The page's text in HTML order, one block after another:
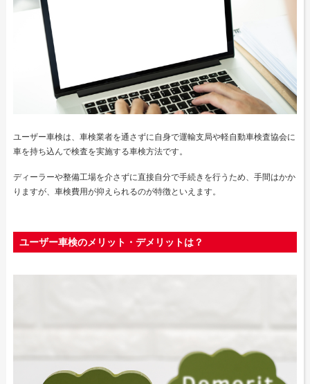
ユーザー車検は、車検業者を通さずに自身で運輸支局や軽自動車検査協会に
車を持ち込んで検査を実施する車検方法です。
ディーラーや整備工場を介さずに直接自分で手続きを行うため、手間はかか
りますが、車検費用が抑えられるのが特徴といえます。
ユーザー車検のメリット・デメリットは？